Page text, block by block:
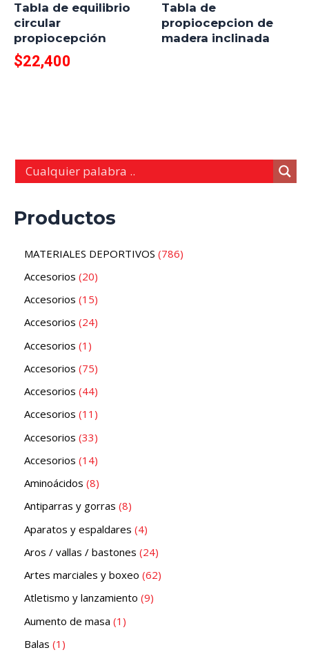
Productos
MATERIALES DEPORTIVOS 786
Accesorios 20
Accesorios 15
Accesorios 24
Accesorios 1
Accesorios 75
Accesorios 44
Accesorios 11
Accesorios 33
Accesorios 14
Aminoácidos 8
Antiparras y gorras 8
Aparatos y espaldares 4
Aros / vallas / bastones 24
Artes marciales y boxeo 62
Atletismo y lanzamiento 9
Aumento de masa 1
Balas 1
Tabla de equilibrio
circular
propiocepción
$22,400
Tabla de
propiocepcion de
madera inclinada